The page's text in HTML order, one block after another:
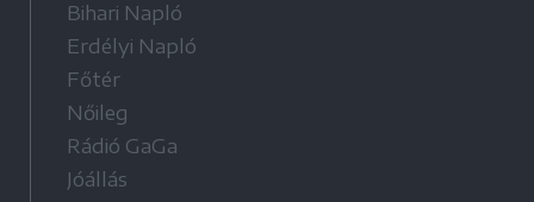
Bihari Napló
Erdélyi Napló
Főtér
Nőileg
Rádió GaGa
Jóállás